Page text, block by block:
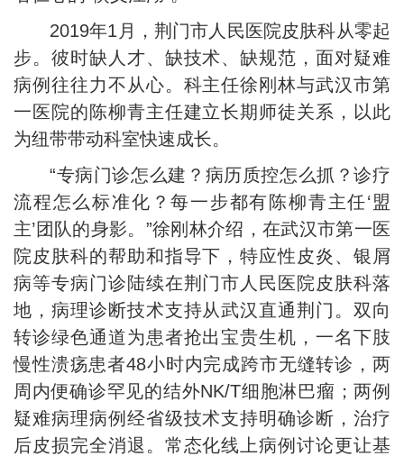
2019年1月，荆门市人民医院皮肤科从零起
步。彼时缺人才、缺技术、缺规范，面对疑难
病例往往力不从心。科主任徐刚林与武汉市第
一医院的陈柳青主任建立长期师徒关系，以此
为纽带带动科室快速成长。
“专病门诊怎么建？病历质控怎么抓？诊疗
流程怎么标准化？每一步都有陈柳青主任‘盟
主’团队的身影。”徐刚林介绍，在武汉市第一医
院皮肤科的帮助和指导下，特应性皮炎、银屑
病等专病门诊陆续在荆门市人民医院皮肤科落
地，病理诊断技术支持从武汉直通荆门。双向
转诊绿色通道为患者抢出宝贵生机，一名下肢
慢性溃疡患者48小时内完成跨市无缝转诊，两
周内便确诊罕见的结外NK/T细胞淋巴瘤；两例
疑难病理病例经省级技术支持明确诊断，治疗
后皮损完全消退。常态化线上病例讨论更让基